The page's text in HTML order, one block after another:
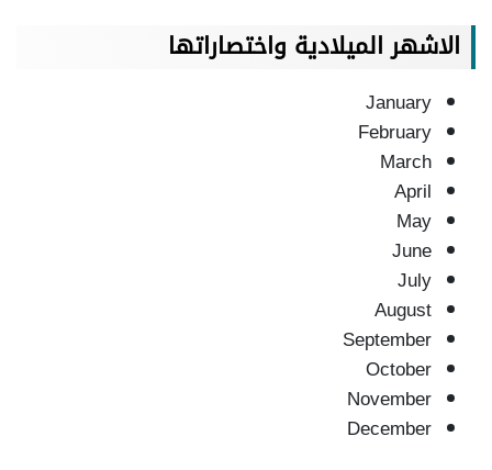
الاشهر الميلادية واختصاراتها
January
February
March
April
May
June
July
August
September
October
November
December